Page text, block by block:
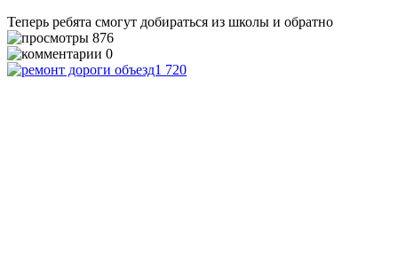
Теперь ребята смогут добираться из школы и обратно
876
0